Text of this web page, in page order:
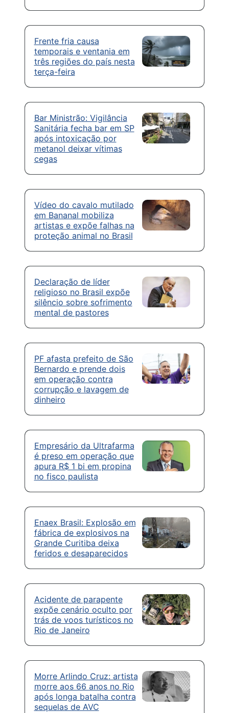
Frente fria causa
temporais e ventania em
três regiões do país nesta
terça-feira
Bar Ministrão: Vigilância
Sanitária fecha bar em SP
após intoxicação por
metanol deixar vítimas
cegas
Vídeo do cavalo mutilado
em Bananal mobiliza
artistas e expõe falhas na
proteção animal no Brasil
Declaração de líder
religioso no Brasil expõe
silêncio sobre sofrimento
mental de pastores
PF afasta prefeito de São
Bernardo e prende dois
em operação contra
corrupção e lavagem de
dinheiro
Empresário da Ultrafarma
é preso em operação que
apura R$ 1 bi em propina
no fisco paulista
Enaex Brasil: Explosão em
fábrica de explosivos na
Grande Curitiba deixa
feridos e desaparecidos
Acidente de parapente
expõe cenário oculto por
trás de voos turísticos no
Rio de Janeiro
Morre Arlindo Cruz: artista
morre aos 66 anos no Rio
após longa batalha contra
sequelas de AVC